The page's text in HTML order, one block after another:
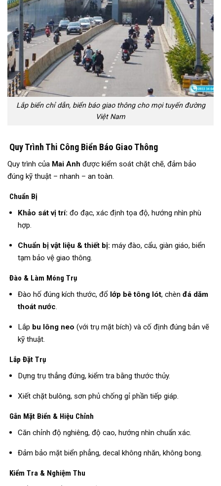
Lắp biển chỉ dẫn, biển báo giao thông cho mọi tuyến đường
Việt Nam
Quy Trình Thi Công Biển Báo Giao Thông
Quy trình của Mai Anh được kiểm soát chặt chẽ, đảm bảo
đúng kỹ thuật – nhanh – an toàn.
Chuẩn Bị
Khảo sát vị trí: đo đạc, xác định tọa độ, hướng nhìn phù
hợp.
Chuẩn bị vật liệu & thiết bị: máy đào, cẩu, giàn giáo, biển
tạm bảo vệ giao thông.
Đào & Làm Móng Trụ
Đào hố đúng kích thước, đổ lớp bê tông lót, chèn đá dăm
thoát nước.
Lắp bu lông neo (với trụ mặt bích) và cố định đúng bản vẽ
kỹ thuật.
Lắp Đặt Trụ
Dựng trụ thẳng đứng, kiểm tra bằng thước thủy.
Xiết chặt bulông, sơn phủ chống gỉ phần tiếp giáp.
Gắn Mặt Biển & Hiệu Chỉnh
Căn chỉnh độ nghiêng, độ cao, hướng nhìn chuẩn xác.
Đảm bảo mặt biển phẳng, decal không nhăn, không bong.
Kiểm Tra & Nghiệm Thu